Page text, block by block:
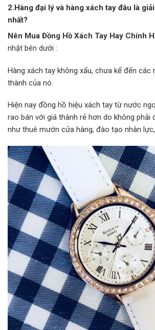
2.Hàng đại lý và hàng xách tay đâu là
nhất?
Nên Mua Đồng Hồ Xách Tay Hay Chính
nhật bên dưới :
Hàng xách tay không xấu, chưa kể đến
thành của nó.
Hiện nay đồng hồ hiệu xách tay từ nước
rao bán với giá thành rẻ hơn do không phải
như thuê mướn cửa hàng, đào tạo nhân